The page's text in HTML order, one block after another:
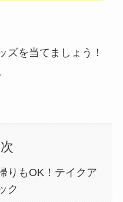
ズを当てましょう！
りもOK！テイクア
ク